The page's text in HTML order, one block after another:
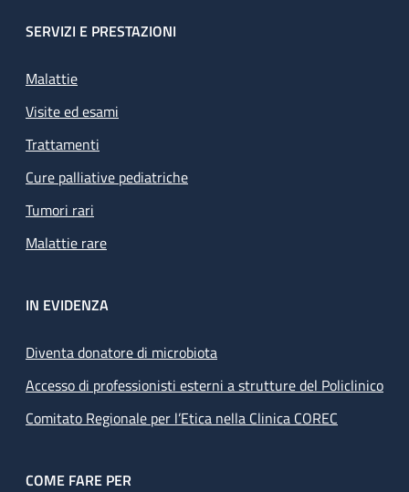
SERVIZI E PRESTAZIONI
Malattie
Visite ed esami
Trattamenti
Cure palliative pediatriche
Tumori rari
Malattie rare
IN EVIDENZA
Diventa donatore di microbiota
Accesso di professionisti esterni a strutture del Policlinico
Comitato Regionale per l’Etica nella Clinica COREC
COME FARE PER